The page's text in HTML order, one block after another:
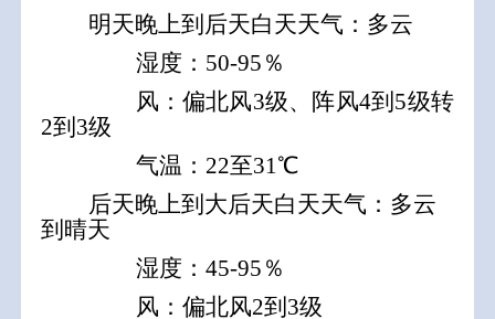
明天晚上到后天白天天气：多云
湿度：50-95％
风： 偏北风3级、阵风4到5级转
2到3级
气温：22至31℃
后天晚上到大后天白天天气： 多云
到晴天
湿度：45-95％
风： 偏北风2到3级